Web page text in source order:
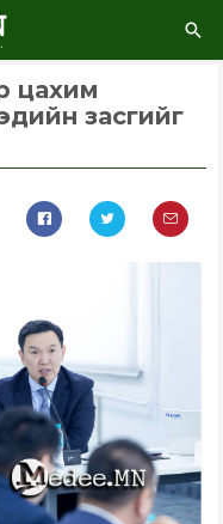
цахим
засгийг